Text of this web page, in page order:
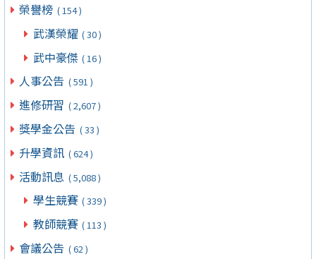
榮譽榜 ( 154 )
武漢榮耀 ( 30 )
武中豪傑 ( 16 )
人事公告 ( 591 )
進修研習 ( 2,607 )
獎學金公告 ( 33 )
升學資訊 ( 624 )
活動訊息 ( 5,088 )
學生競賽 ( 339 )
教師競賽 ( 113 )
會議公告 ( 62 )